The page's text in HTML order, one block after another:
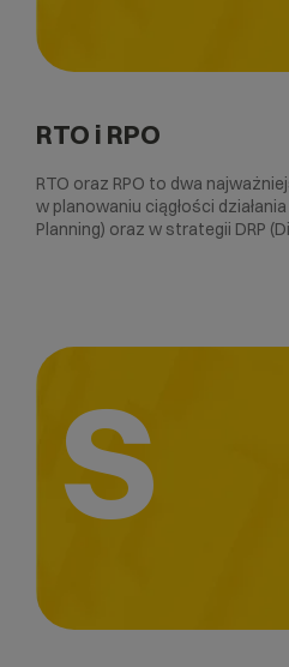
RTO i RPO
RTO oraz RPO to dwa
w planowaniu ciągłości
Planning) oraz w strategii DRP
S